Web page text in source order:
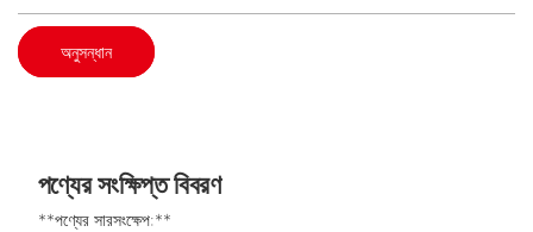
অনুসন্ধান
পণ্যের সংক্ষিপ্ত বিবরণ
**পণ্যের সারসংক্ষেপ:**